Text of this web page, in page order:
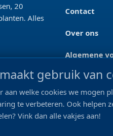
20
Alles
Contact
Over ons
Algemene
Blog & tips
Merken
gebruik van
aan welke cookies we mogen
te verbeteren. Ook
Vink dan alle vakjes aan!